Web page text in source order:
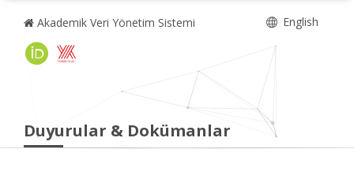
Akademik Veri Yönetim Sistemi English
Duyurular & Dokümanlar